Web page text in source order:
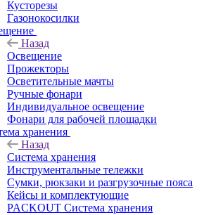
Кусторезы
Газонокосилки
Назад
Освещение
Прожекторы
Осветительные мачты
Ручные фонари
Индивидуальное освещение
Фонари для рабочей площадки
хранения
Назад
Система хранения
Инструментальные тележки
Сумки, рюкзаки и разгрузочные пояса
Кейсы и комплектующие
PACKOUT Система хранения